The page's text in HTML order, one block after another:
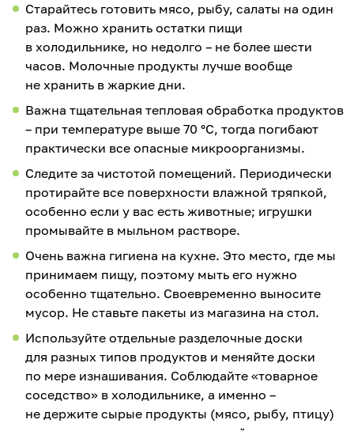
Старайтесь готовить мясо, рыбу, салаты на один
раз. Можно хранить остатки пищи
в холодильнике, но недолго – не более шести
часов. Молочные продукты лучше вообще
не хранить в жаркие дни.
Важна тщательная тепловая обработка продуктов
– при температуре выше 70 °С, тогда погибают
практически все опасные микроорганизмы.
Следите за чистотой помещений. Периодически
протирайте все поверхности влажной тряпкой,
особенно если у вас есть животные; игрушки
промывайте в мыльном растворе.
Очень важна гигиена на кухне. Это место, где мы
принимаем пищу, поэтому мыть его нужно
особенно тщательно. Своевременно выносите
мусор. Не ставьте пакеты из магазина на стол.
Используйте отдельные разделочные доски
для разных типов продуктов и меняйте доски
по мере изнашивания. Соблюдайте «товарное
соседство» в холодильнике, а именно –
не держите сырые продукты (мясо, рыбу, птицу)